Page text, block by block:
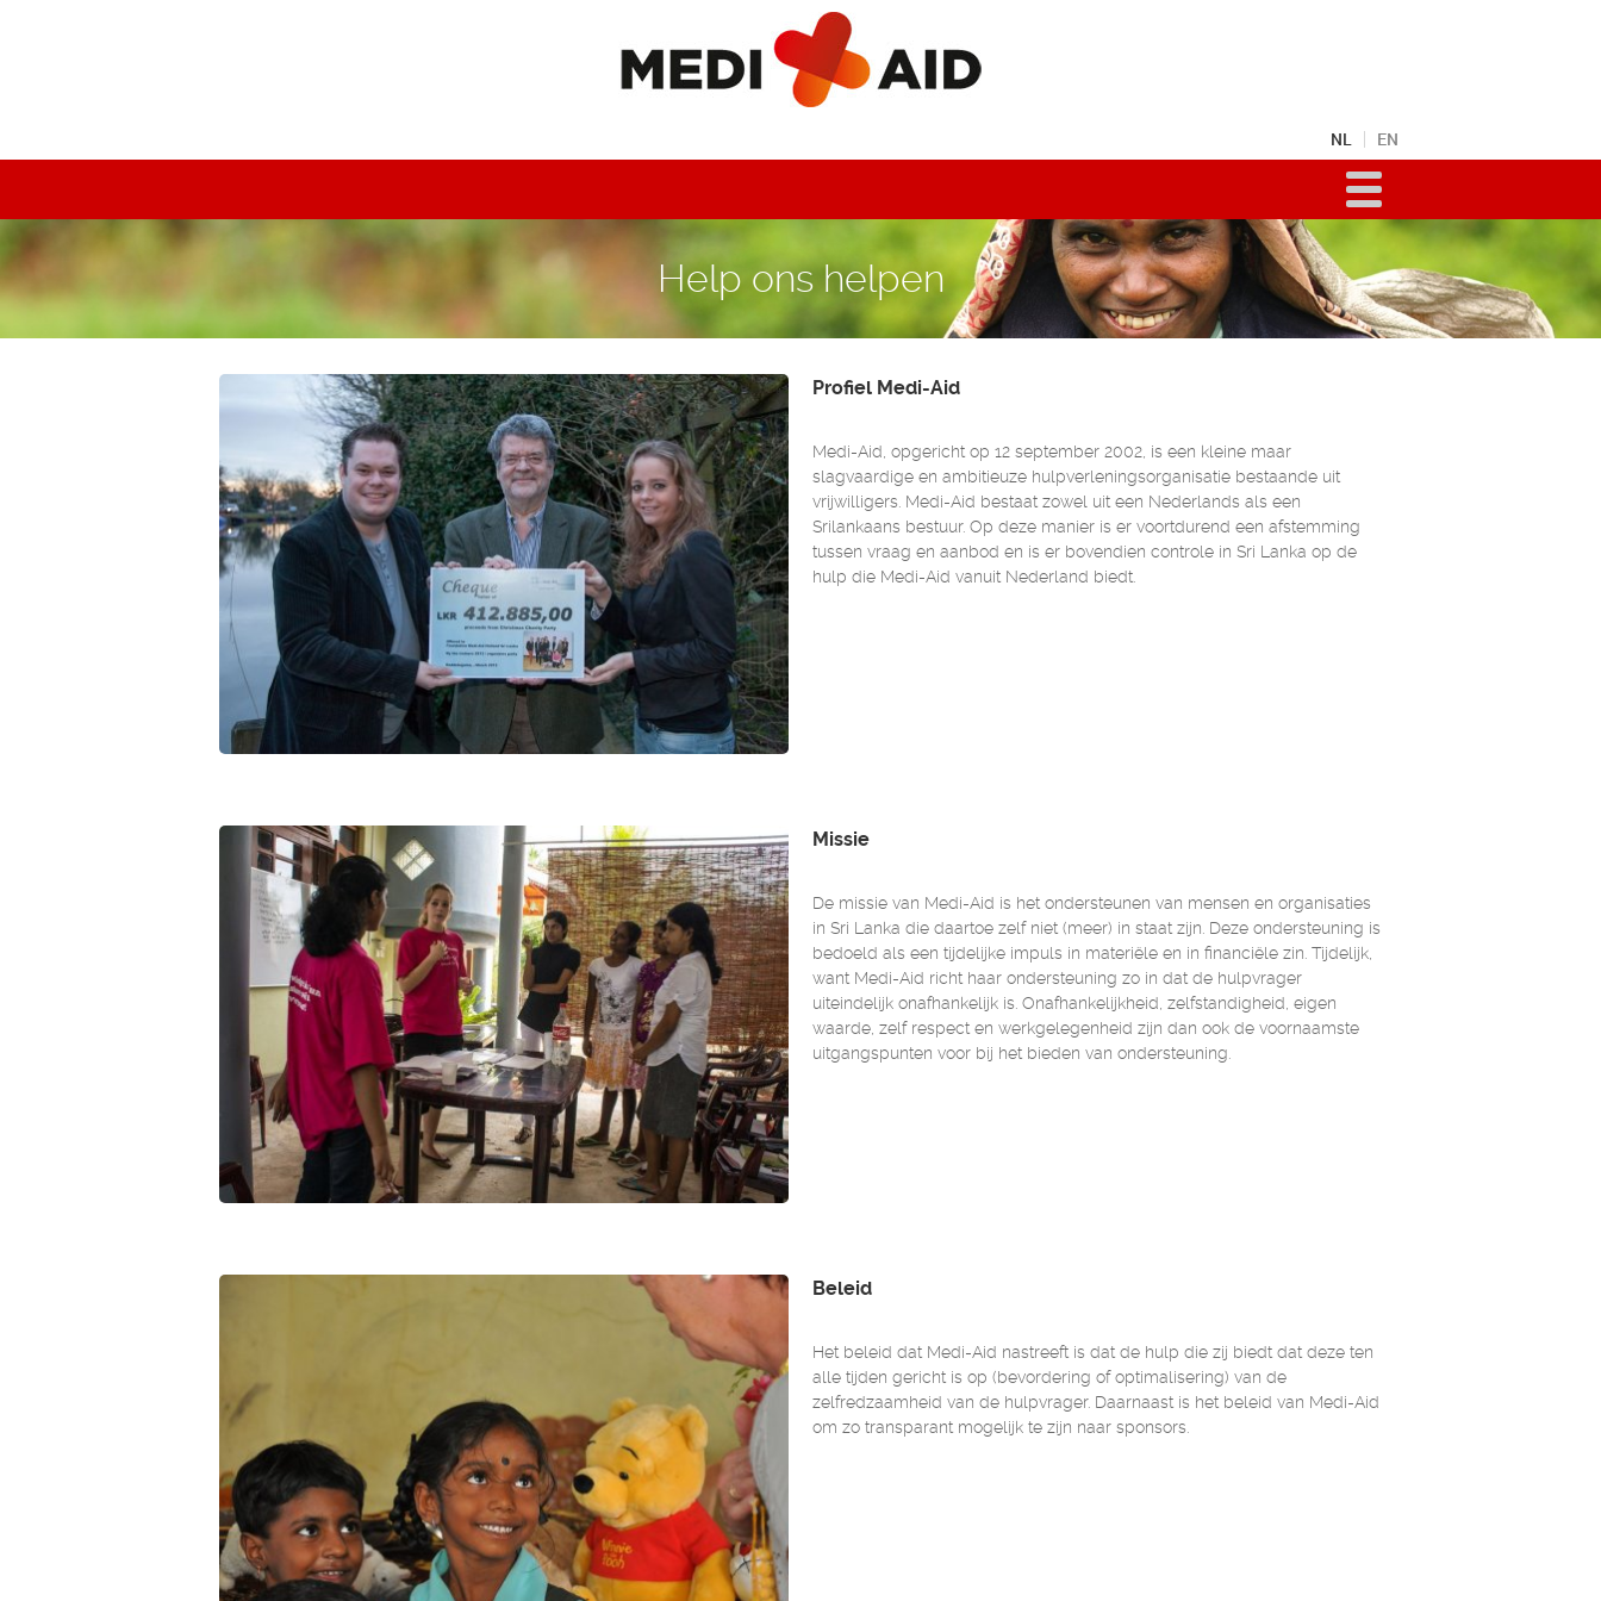
NL EN
Help ons helpen
Profiel Medi-Aid
Medi-Aid, opgericht op 12 september 2002, is een kleine maar
slagvaardige en ambitieuze hulpverleningsorganisatie bestaande uit
vrijwilligers. Medi-Aid bestaat zowel uit een Nederlands als een
Srilankaans bestuur. Op deze manier is er voortdurend een afstemming
tussen vraag en aanbod en is er bovendien controle in Sri Lanka op de
hulp die Medi-Aid vanuit Nederland biedt.
Missie
De missie van Medi-Aid is het ondersteunen van mensen en organisaties
in Sri Lanka die daartoe zelf niet (meer) in staat zijn. Deze ondersteuning is
bedoeld als een tijdelijke impuls in materiële en in financiële zin. Tijdelijk,
want Medi-Aid richt haar ondersteuning zo in dat de hulpvrager
uiteindelijk onafhankelijk is. Onafhankelijkheid, zelfstandigheid, eigen
waarde, zelf respect en werkgelegenheid zijn dan ook de voornaamste
uitgangspunten voor bij het bieden van ondersteuning.
Beleid
Het beleid dat Medi-Aid nastreeft is dat de hulp die zij biedt dat deze ten
alle tijden gericht is op (bevordering of optimalisering) van de
zelfredzaamheid van de hulpvrager. Daarnaast is het beleid van Medi-Aid
om zo transparant mogelijk te zijn naar sponsors.